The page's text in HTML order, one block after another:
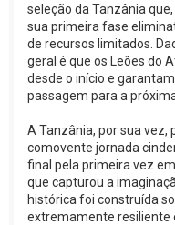
seleção da Tanzânia
sua primeira fase
de recursos limitados.
geral é que os Leões do
desde o início e
passagem para a
A Tanzânia, por sua vez,
comovente jornada
final pela primeira vez
que capturou a
histórica foi construída
extremamente resiliente